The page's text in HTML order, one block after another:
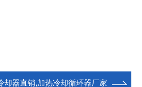
却器直销,加热冷却循环器厂家